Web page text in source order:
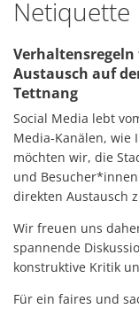
Netiquette
Austausch auf
Tettnang
Social Media lebt
Media-Kanälen, wie
möchten wir, die
und
direkten Austausch
Wir freuen uns
spannende
konstruktive Kritik
Für ein faires und